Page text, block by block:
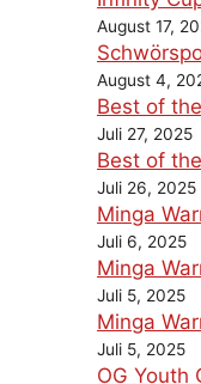
August 17,
August 4,
Best of
Juli 27, 2025
Best of
Juli 26, 2025
Minga
Juli 6, 2025
Minga
Juli 5, 2025
Minga
Juli 5, 2025
OG Youth